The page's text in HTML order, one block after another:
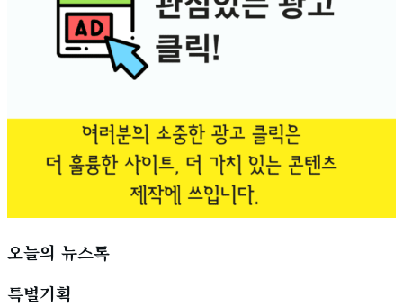
오늘의 뉴스톡
특별기획